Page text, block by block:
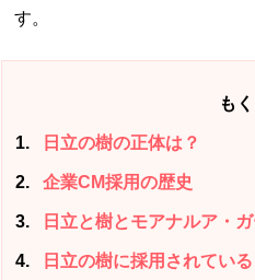
す。
も
1 日立の樹の正体は？
2 企業CM採用の歴史
3 日立と樹とモアナルア・
4
日立の樹に採用されてい